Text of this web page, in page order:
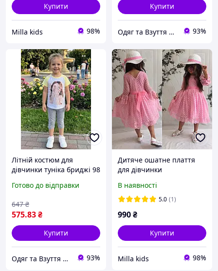
Купити
Milla kids 98%
Купити
Одяг та Взуття для життя! 93%
Літній костюм для
дівчинки туніка бриджі 98
140 146 152 158 164 Різні
Готово до відправки
575.83₴
647 ₴
Купити
Одяг та Взуття для життя! 93%
Дитяче ошатне плаття
для дівчинки
В наявності
5.0 (1)
990₴
Купити
Milla kids 98%